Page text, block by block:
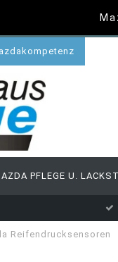
PFLEGE U.
Reifendrucksensoren